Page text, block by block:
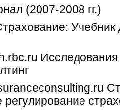
(2007-2008 гг.)
регулирование